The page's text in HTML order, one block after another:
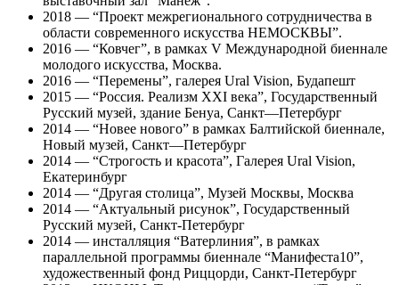
2018 — “Проект межрегионального сотрудничества в
области современного искусства НЕМОСКВЫ”.
2016 — “Ковчег”, в рамках V Международной биеннале
молодого искусства, Москва.
2016 — “Перемены”, галерея Ural Vision, Будапешт
2015 — “Россия. Реализм XXI века”, Государственный
Русский музей, здание Бенуа, Санкт—Петербург
2014 — “Новее нового” в рамках Балтийской биеннале,
Новый музей, Санкт—Петербург
2014 — “Строгость и красота”, Галерея Ural Vision,
Екатеринбург
2014 — “Другая столица”, Музей Москвы, Москва
2014 — “Актуальный рисунок”, Государственный
Русский музей, Санкт-Петербург
2014 — инсталляция “Ватерлиния”, в рамках
параллельной программы биеннале “Манифеста10”,
художественный фонд Риццорди, Санкт-Петербург